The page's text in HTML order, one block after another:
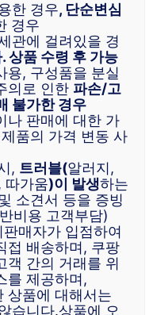
한 경우, 단순변심
경우
관에 걸려있을 경
상품 수령 후 가능
용, 구성품을 분실
의로 인한 파손/고
불가한 경우
나 판매에 대한 가
품의 가격 변동 사
, 트러블(알러지,
따가움)이 발생하는
소견서 등을 증빙
비용 고객부담)
판매자가 입점하여
접 배송하며, 쿠팡
객 간의 거래를 위
를 제공하며,
상품에 대해서는
습니다.상품에 오